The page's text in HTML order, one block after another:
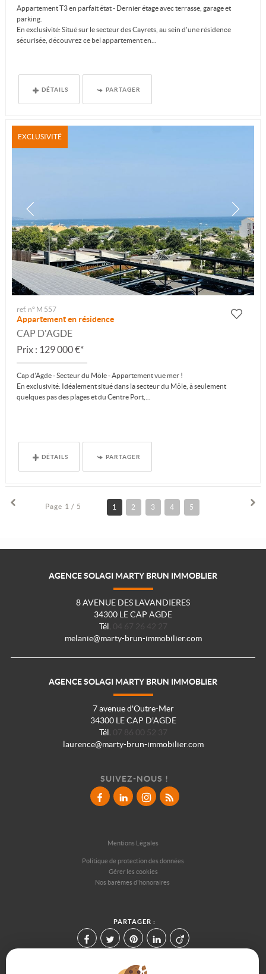
Appartement T3 en parfait état - Dernier étage avec terrasse, garage et
parking.
En exclusivité: Situé sur le secteur des Cayrets, au sein d'une résidence
sécurisée, découvrez ce bel appartement en...
DÉTAILS PARTAGER
EXCLUSIVITÉ
ref. n° M 557
Appartement en résidence
CAP D'AGDE
Prix : 129 000 €*
Cap d'Agde - Secteur du Môle - Appartement vue mer !
En exclusivité: Idéalement situé dans la secteur du Môle, à seulement
quelques pas des plages et du Centre Port,...
DÉTAILS PARTAGER
Page 1 / 5 1 2 3 4 5
AGENCE SOLAGI MARTY BRUN IMMOBLIER
8 AVENUE DES LAVANDIERES
34300 LE CAP AGDE
Tél. 04 67 26 42 27
melanie@marty-brun-immobilier.com
AGENCE SOLAGI MARTY BRUN IMMOBLIER
7 avenue d'Outre-Mer
34300 LE CAP D'AGDE
Tél. 07 86 00 52 37
laurence@marty-brun-immobilier.com
SUIVEZ-NOUS !
Mentions Légales
Politique de protection des données
Gérer les cookies
Nos barèmes d'honoraires
PARTAGER :